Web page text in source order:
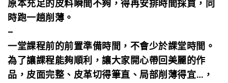
原本充足的皮料瞬間不夠，得再安排時間採買，同
時跑一趟削薄。
–
一堂課程前的前置準備時間，不會少於課堂時間。
為了讓課程能夠順利，讓大家開心帶回美麗的作
品， 皮面完整、皮革切得筆直、局部削薄得宜…，